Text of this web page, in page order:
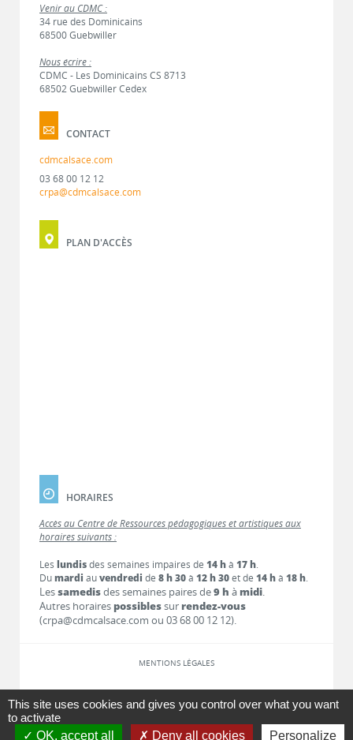
Venir au CDMC :
34 rue des Dominicains
68500 Guebwiller
Nous écrire :
CDMC - Les Dominicains CS 8713
68502 Guebwiller Cedex
CONTACT
cdmcalsace.com
03 68 00 12 12
crpa@cdmcalsace.com
PLAN D'ACCÈS
HORAIRES
Accès au Centre de Ressources pédagogiques et artistiques aux
horaires suivants :
Les lundisdes semaines impaires de 14 hà 17 h.
Dumardi auvendredi de 8 h 30à 12 h 30et de 14 hà 18 h.
Lessamedisdes semaines paires de9 h à midi.
Autres horaires possiblessur rendez-vous
(crpa@cdmcalsace.com ou 03 68 00 12 12).
MENTIONS LÉGALES
LIENS
This site uses cookies and gives you control over what you want
to activate
OK, accept all
Deny all cookies Personalize